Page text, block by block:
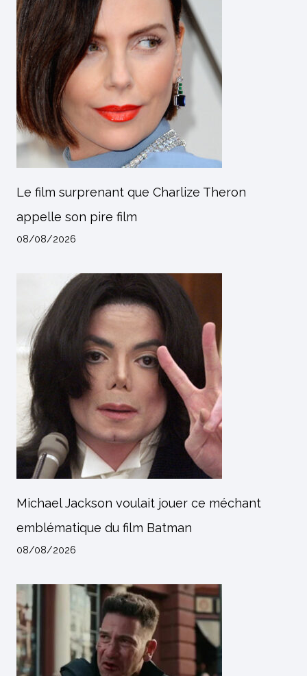
Le film surprenant que Charlize Theron
appelle son pire film
08/08/2026
Michael Jackson voulait jouer ce méchant
emblématique du film Batman
08/08/2026